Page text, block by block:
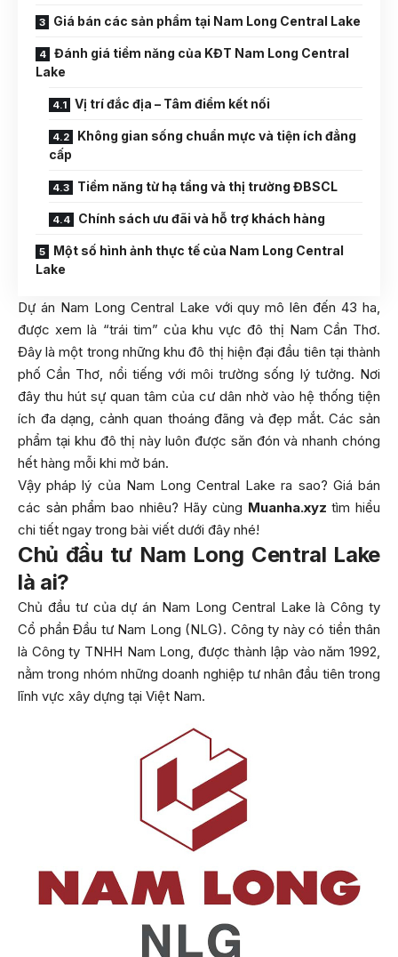
Giá bán các sản phẩm tại Nam Long Central Lake
Đánh giá tiềm năng của KĐT Nam Long Central
Lake
Vị trí đắc địa – Tâm điểm kết nối
Không gian sống chuẩn mực và tiện ích đẳng
cấp
Tiềm năng từ hạ tầng và thị trường ĐBSCL
Chính sách ưu đãi và hỗ trợ khách hàng
Một số hình ảnh thực tế của Nam Long Central
Lake
Dự án Nam Long Central Lake với quy mô lên đến 43 ha,
được xem là “trái tim” của khu vực đô thị Nam Cần Thơ.
Đây là một trong những khu đô thị hiện đại đầu tiên tại thành
phố Cần Thơ, nổi tiếng với môi trường sống lý tưởng. Nơi
đây thu hút sự quan tâm của cư dân nhờ vào hệ thống tiện
ích đa dạng, cảnh quan thoáng đãng và đẹp mắt. Các sản
phẩm tại khu đô thị này luôn được săn đón và nhanh chóng
hết hàng mỗi khi mở bán.
Vậy pháp lý của Nam Long Central Lake ra sao? Giá bán
các sản phẩm bao nhiêu? Hãy cùng Muanha.xyz tìm hiểu
chi tiết ngay trong bài viết dưới đây nhé!
Chủ đầu tư Nam Long Central Lake
là ai?
Chủ đầu tư của dự án Nam Long Central Lake là Công ty
Cổ phần Đầu tư Nam Long (NLG). Công ty này có tiền thân
là Công ty TNHH Nam Long, được thành lập vào năm 1992,
nằm trong nhóm những doanh nghiệp tư nhân đầu tiên trong
lĩnh vực xây dựng tại Việt Nam.